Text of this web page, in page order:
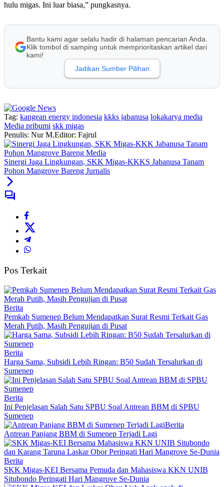
hulu migas. Ini luar biasa,” pungkasnya.
Bantu kami agar selalu hadir di halaman pencarian Anda.
Klik tombol di samping untuk memprioritaskan artikel dari
kami!
Jadikan Sumber Pilihan
Tag: kangean energy indonesia kkks jabanusa lokakarya media
Media pribumi skk migas
Penulis: Nur M.Editor: Fajrul
Sinergi Jaga Lingkungan, SKK Migas-KKKS Jabanusa Tanam
Pohon Mangrove Bareng Jurnalis
Pos Terkait
Berita
Pemkab Sumenep Belum Mendapatkan Surat Resmi Terkait Gas
Merah Putih, Masih Pengujian di Pusat
Berita
Harga Sama, Subsidi Lebih Ringan: B50 Sudah Tersalurkan di
Sumenep
Berita
Ini Penjelasan Salah Satu SPBU Soal Antrean BBM di SPBU
Sumenep
Berita
Antrean Panjang BBM di Sumenep Terjadi Lagi
Berita
SKK Migas-KEI Bersama Pemuda dan Mahasiswa KKN UNIB
Situbondo Peringati Hari Mangrove Se-Dunia